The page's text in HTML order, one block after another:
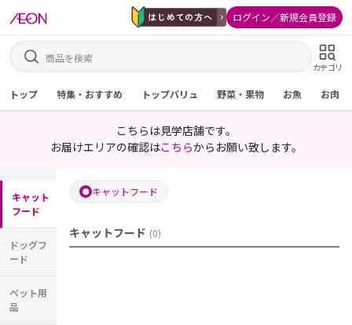
ログイン／新規会員登録
カテゴリ
トップ 特集・おすすめ トップバリュ 野菜・果物 お魚 お肉
こちらは見学店舗です。
お届けエリアの確認はこちらからお願い致します。
キャット
フード
ドッグフ
ード
ペット用
品
キャットフード
キャットフード (0)